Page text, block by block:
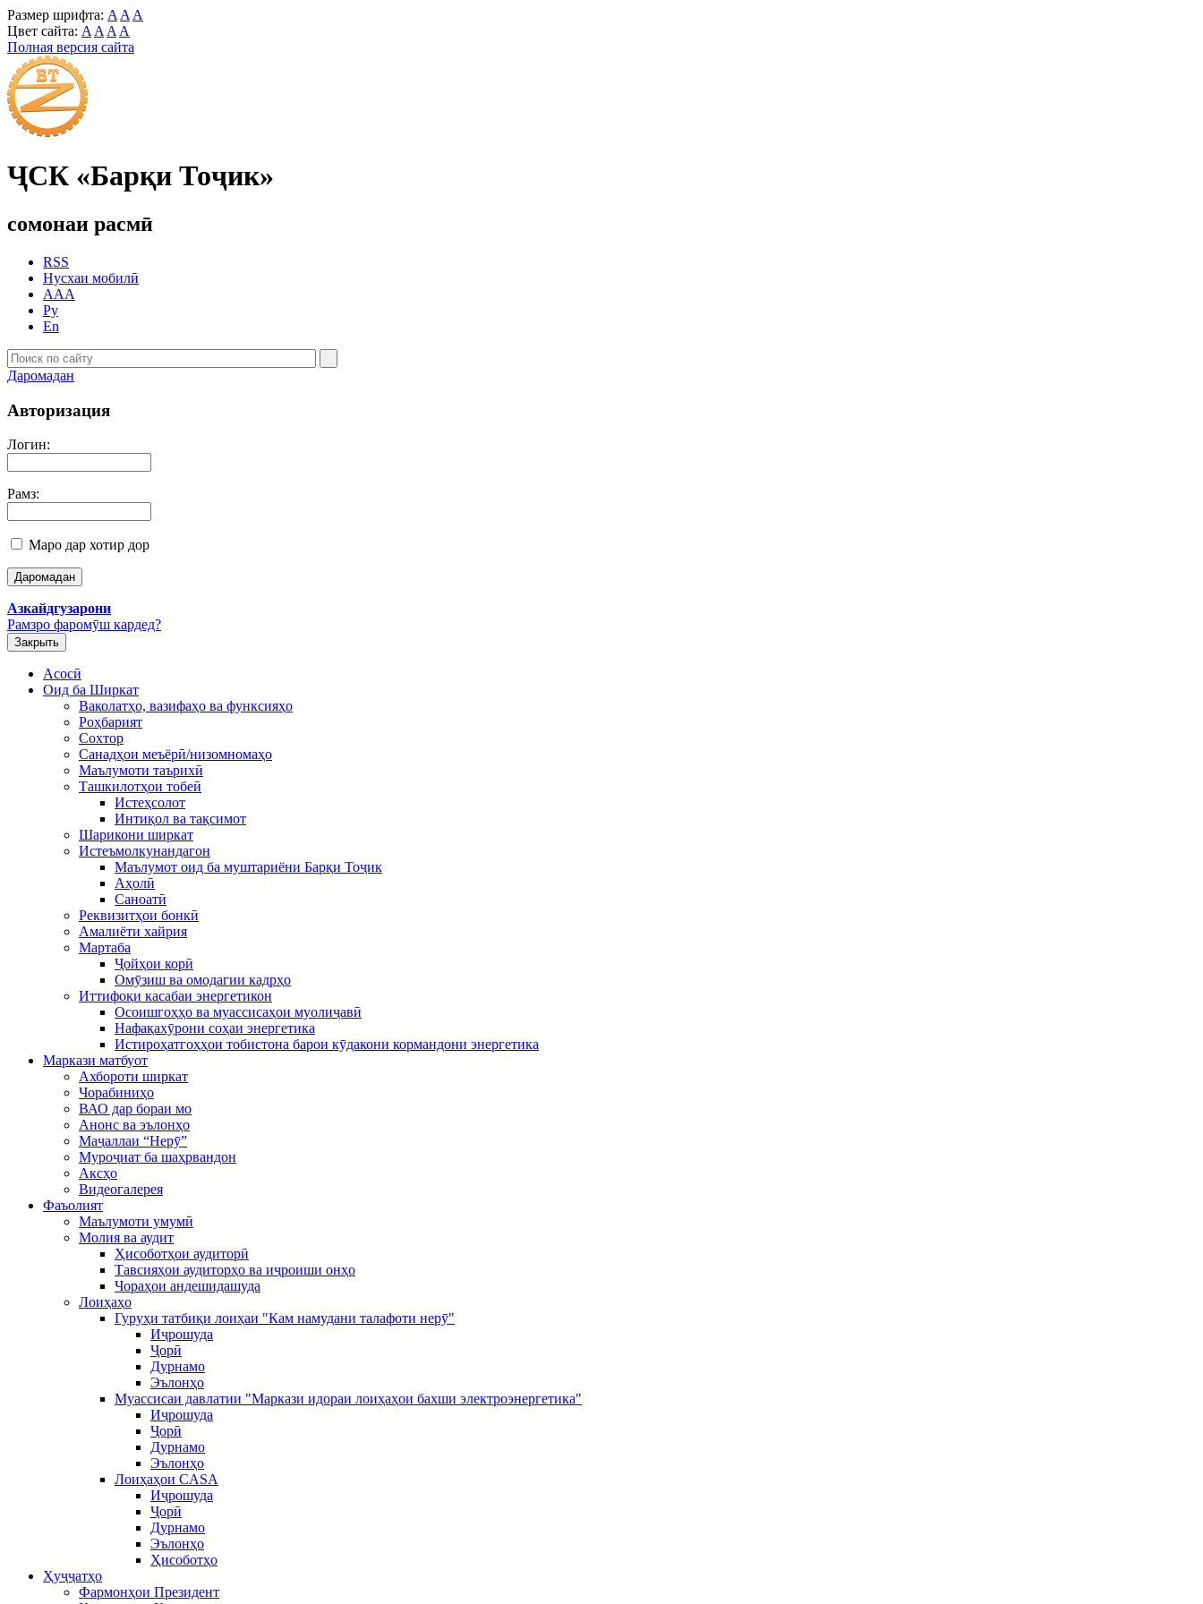
Размер шрифта: A A A
Цвет сайта: A A A A
Полная версия сайта
ҶСК «Барқи Тоҷик»
сомонаи расмӣ
RSS
Нусхаи мобилӣ
AAA
Ру
En
Даромадан
Авторизация
Логин:
Рамз:
Маро дар хотир дор
Азкайдгузарони
Рамзро фаромӯш кардед?
Закрыть
Асосӣ
Оид ба Ширкат
Ваколатҳо, вазифаҳо ва функсияҳо
Роҳбарият
Сохтор
Санадҳои меъёрӣ/низомномаҳо
Маълумоти таърихӣ
Ташкилотҳои тобеӣ
Истеҳсолот
Интиқол ва тақсимот
Шарикони ширкат
Истеъмолкунандагон
Маълумот оид ба муштариёни Барқи Тоҷик
Аҳолӣ
Саноатӣ
Реквизитҳои бонкӣ
Амалиёти хайрия
Мартаба
Ҷойҳои корӣ
Омӯзиш ва омодагии кадрҳо
Иттифоқи касабаи энергетикон
Осоишгоҳҳо ва муассисаҳои муолиҷавӣ
Нафақахӯрони соҳаи энергетика
Истироҳатгоҳҳои тобистона барои кӯдакони кормандони энергетика
Маркази матбуот
Ахбороти ширкат
Чорабиниҳо
ВАО дар бораи мо
Анонс ва эълонҳо
Маҷаллаи “Нерӯ”
Муроҷиат ба шаҳрвандон
Аксҳо
Видеогалерея
Фаъолият
Маълумоти умумӣ
Молия ва аудит
Ҳисоботҳои аудиторӣ
Тавсияҳои аудиторҳо ва иҷроиши онҳо
Чораҳои андешидашуда
Лоиҳаҳо
Гуруҳи татбиқи лоиҳаи "Кам намудани талафоти нерӯ"
Иҷрошуда
Ҷорӣ
Дурнамо
Эълонҳо
Муассисаи давлатии "Маркази идораи лоиҳаҳои бахши электроэнергетика"
Иҷрошуда
Ҷорӣ
Дурнамо
Эълонҳо
Лоиҳаҳои CASA
Иҷрошуда
Ҷорӣ
Дурнамо
Эълонҳо
Ҳисоботҳо
Ҳуҷҷатҳо
Фармонҳои Президент